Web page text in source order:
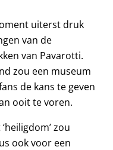
uiterst druk
van de
van Pavarotti.
zou een museum
de kans te geven
ooit te voren.
zou
ook voor een